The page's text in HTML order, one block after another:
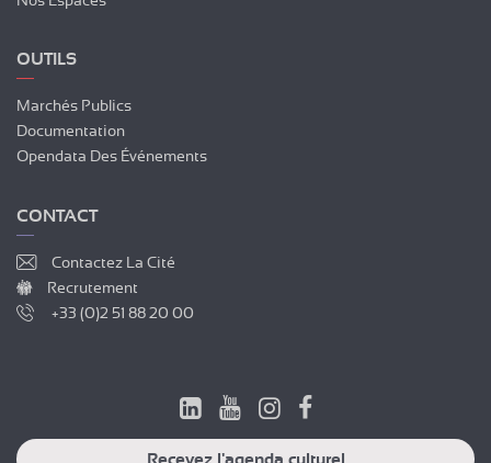
OUTILS
Marchés Publics
Documentation
Opendata Des Événements
CONTACT
Contactez La Cité
Recrutement
+33 (0)2 51 88 20 00